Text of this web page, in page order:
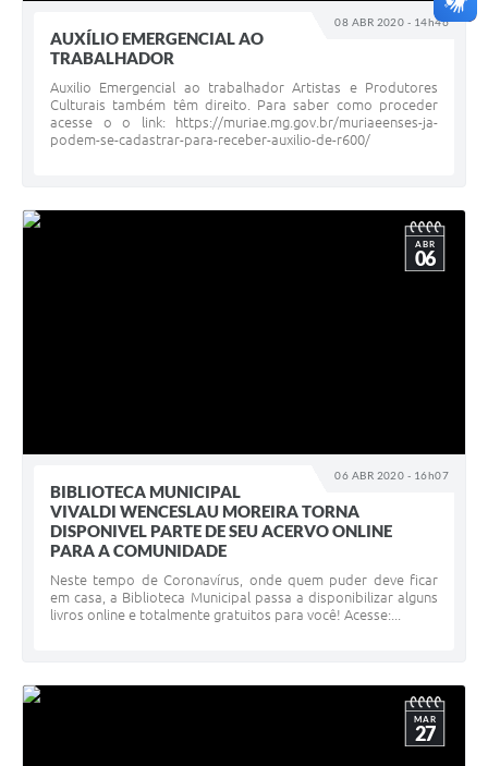
08 ABR 2020 - 14h46
AUXÍLIO EMERGENCIAL AO
TRABALHADOR
Auxilio Emergencial ao trabalhador Artistas e Produtores
Culturais também têm direito. Para saber como proceder
acesse o o link: https://muriae.mg.gov.br/muriaeenses-ja-
podem-se-cadastrar-para-receber-auxilio-de-r600/
06 ABR 2020 - 16h07
ABR
06
BIBLIOTECA MUNICIPAL
VIVALDI WENCESLAU MOREIRA TORNA
DISPONIVEL PARTE DE SEU ACERVO ONLINE
PARA A COMUNIDADE
Neste tempo de Coronavírus, onde quem puder deve ficar
em casa, a Biblioteca Municipal passa a disponibilizar alguns
livros online e totalmente gratuitos para você! Acesse:...
MAR
27